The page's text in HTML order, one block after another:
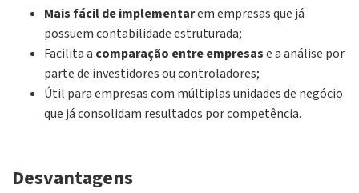
Mais fácil de implementarem empresas que já
possuem contabilidade estruturada;
Facilita a comparação entre empresase a análise por
parte de investidores ou controladores;
Útil para empresas com múltiplas unidades de negócio
que já consolidam resultados por competência.
Desvantagens